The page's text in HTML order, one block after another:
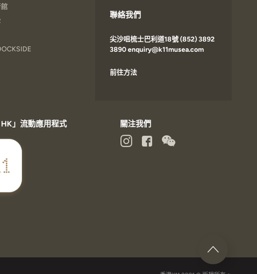
聯絡我們
尖沙咀梳士巴利道18號 (852) 3892
3890 enquiry@k11musea.com
前往方法
HK」流動應用程式 關注我們